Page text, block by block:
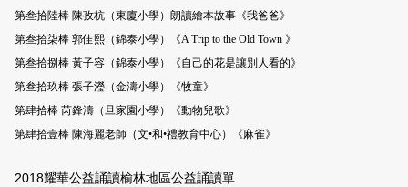
第叁拾陸棒 陳孜杭（東廈小學）朗讀繪本故事《我爸爸》
第叁拾柒棒 郭佳熙（錦泰小學）《A Trip to the Old Town 》
第叁拾捌棒 黃子容（錦泰小學）《自己的花是讓別人看的》
第叁拾玖棒 張子瀅（金濤小學）《牧童》
第肆拾棒 芮鋒濤（旦家園小學）《動物兒歌》
第肆拾壹棒 陳海麗老師（文•和•禮教育中心）《麻雀》
2018耀華公益誦讀榆林地區公益誦讀單